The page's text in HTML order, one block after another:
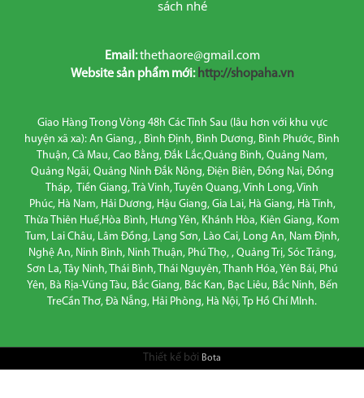
sách nhé
Email:thethaore@gmail.com
Website sản phẩm mới: http://shopaha.vn
Giao Hàng Trong Vòng 48h Các Tỉnh Sau (lâu hơn với khu vực
huyện xã xa): An Giang, , Bình Định, Bình Dương, Bình Phước, Bình
Thuận, Cà Mau, Cao Bằng, Đắk Lắc,Quảng Bình, Quảng Nam,
Quảng Ngãi, Quảng Ninh Đắk Nông, Điện Biên, Đồng Nai, Đồng
Tháp, Tiền Giang, Trà Vinh, Tuyên Quang, Vĩnh Long, Vĩnh
Phúc, Hà Nam, Hải Dương, Hậu Giang, Gia Lai, Hà Giang, Hà Tĩnh,
Thừa Thiên Huế,Hòa Bình, Hưng Yên, Khánh Hòa, Kiên Giang, Kom
Tum, Lai Châu, Lâm Đồng, Lạng Sơn, Lào Cai, Long An, Nam Định,
Nghệ An, Ninh Bình, Ninh Thuận, Phú Thọ, , Quảng Trị, Sóc Trăng,
Sơn La, Tây Ninh, Thái Bình, Thái Nguyên, Thanh Hóa, Yên Bái, Phú
Yên, Bà Rịa-Vũng Tàu, Bắc Giang, Bác Kan, Bạc Liêu, Bắc Ninh, Bến
TreCần Thơ, Đà Nẵng, Hải Phòng, Hà Nội, Tp Hồ Chí MInh.
Thiết kế bởi Bota